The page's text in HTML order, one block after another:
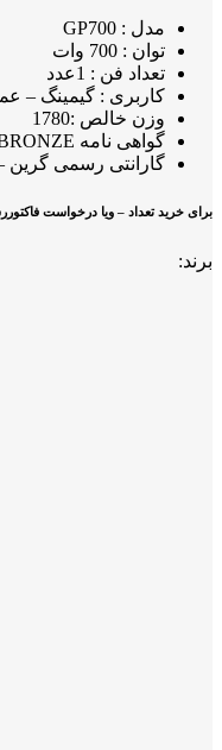
مدل : GP700
توان : 700 وات
تعداد فن : 1عدد
کاربری : گیمینگ –
وزن خالص :1780
گواهی نامه 80PLUS:BRONZE
گارانتی رسمی گرین
برای خرید تعداد – ویا درخواست
برند: